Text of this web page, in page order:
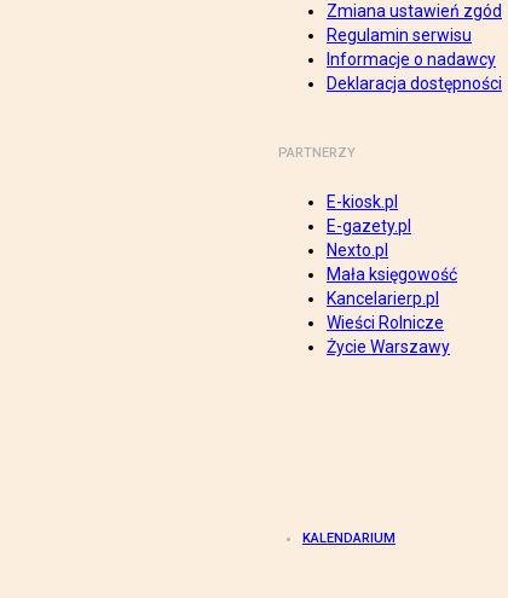
Zmiana ustawień zgód
Regulamin serwisu
Informacje o nadawcy
Deklaracja dostępności
PARTNERZY
E-kiosk.pl
E-gazety.pl
Nexto.pl
Mała księgowość
Kancelarierp.pl
Wieści Rolnicze
Życie Warszawy
KALENDARIUM